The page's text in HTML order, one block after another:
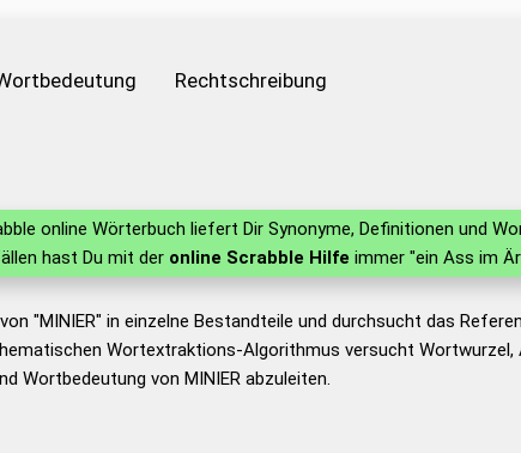
Rechtschreibung
online Wörterbuch liefert Dir Synonyme, Definitionen und
hast Du mit der online Scrabble Hilfe immer "ein Ass im
"MINIER" in einzelne Bestandteile und durchsucht das
Wortextraktions-Algorithmus versucht
Wortbedeutung von MINIER abzuleiten.